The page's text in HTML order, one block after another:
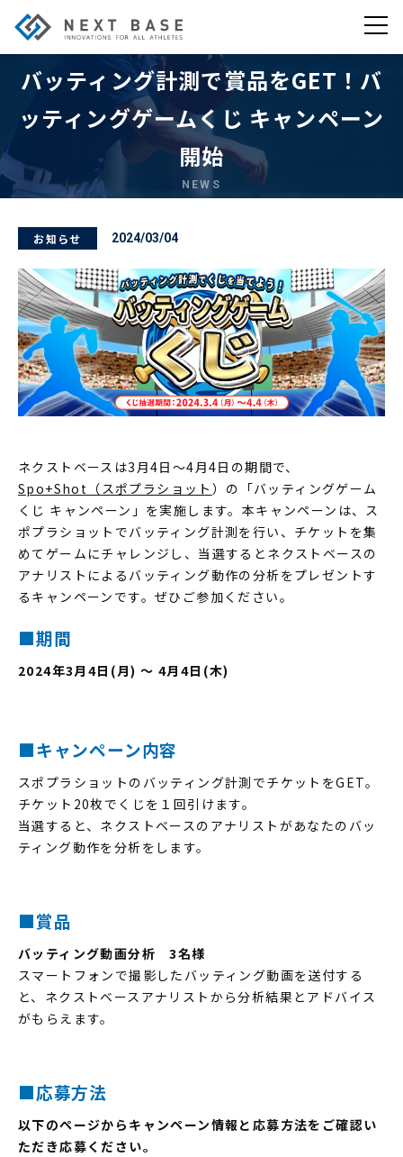
バッティング計測で賞品をGET！バ
ッティングゲームくじ キャンペーン
開始
NEWS
お知らせ 2024/03/04
ネクストベースは3月4日～4月4日の期間で、
Spo+Shot（スポプラショット ）の「バッティングゲーム
くじ キャンペーン」を実施します。本キャンペーンは、ス
ポプラショットでバッティング計測を行い、チケットを集
めてゲームにチャレンジし、当選するとネクストベースの
アナリストによるバッティング動作の分析をプレゼントす
るキャンペーンです。ぜひご参加ください。
■期間
2024年3月4日(月) ～ 4月4日(木)
■キャンペーン内容
スポプラショットのバッティング計測でチケットをGET。
チケット20枚でくじを１回引けます。
当選すると、ネクストベースのアナリストがあなたのバッ
ティング動作を分析をします。
■賞品
バッティング動画分析 3名様
スマートフォンで撮影したバッティング動画を送付する
と、ネクストベースアナリストから分析結果とアドバイス
がもらえます。
■応募方法
以下のページからキャンペーン情報と応募方法をご確認い
ただき応募ください。